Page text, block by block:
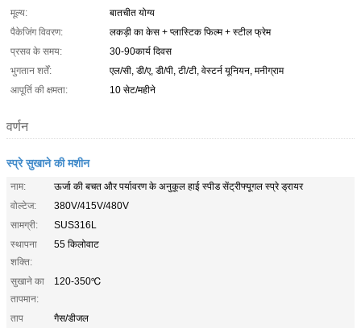
मूल्य:
बातचीत योग्य
पैकेजिंग विवरण:
लकड़ी का केस + प्लास्टिक फिल्म + स्टील फ्रेम
प्रसव के समय:
30-90कार्य दिवस
भुगतान शर्तें:
एल/सी, डी/ए, डी/पी, टी/टी, वेस्टर्न यूनियन, मनीग्राम
आपूर्ति की क्षमता:
10 सेट/महीने
वर्णन
स्प्रे सुखाने की मशीन
नाम:
ऊर्जा की बचत और पर्यावरण के अनुकूल हाई स्पीड सेंट्रीफ्यूगल स्प्रे ड्रायर
वोल्टेज:
380V/415V/480V
सामग्री:
SUS316L
स्थापना
शक्ति:
55 किलोवाट
सुखाने का
तापमान:
120-350℃
ताप
गैस/डीजल